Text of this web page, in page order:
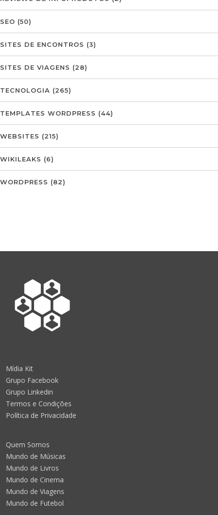
SEO (50)
SITES DE ENCONTROS (3)
SITES DE VIAGENS (28)
TECNOLOGIA (265)
TEMPLATES WORDPRESS (44)
WEBSITES (215)
WIKILEAKS (6)
WORDPRESS (82)
Mídia Kit
Grupo Facebook
Grupo Linkedin
Termos e Condições
Política de Privacidade
Quem Somos
Mundo de Músicas
Mundo de Livros
Mundo de Cinema
Mundo de Viagens
Mundo de Futebol